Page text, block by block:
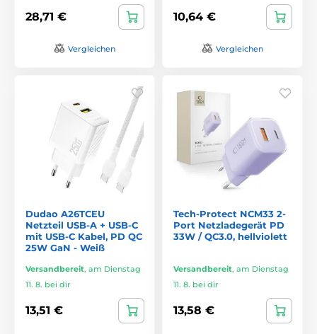
28,71 €
Vergleichen
10,64 €
Vergleichen
Dudao A26TCEU
Netzteil USB-A + USB-C
mit USB-C Kabel, PD QC
25W GaN - Weiß
Versandbereit, am Dienstag
11. 8. bei dir
13,51 €
Tech-Protect NCM33 2-
Port Netzladegerät PD
33W / QC3.0, hellviolett
Versandbereit, am Dienstag
11. 8. bei dir
13,58 €